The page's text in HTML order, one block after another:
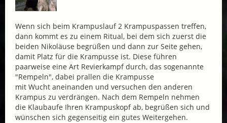
Wenn sich beim Krampuslauf 2 Krampuspassen treffen,
dann kommt es zu einem Ritual, bei dem sich zuerst die
beiden Nikoläuse begrüßen und dann zur Seite gehen,
damit Platz für die Krampusse ist. Diese führen
paarweise eine Art Revierkampf durch, das sogenannte
"Rempeln", dabei prallen die Krampusse
mit Wucht aneinanden und versuchen den anderen
Krampus zu verdrängen. Nach dem Rempeln nehmen
die Klaubaufe Ihren Krampuskopf ab, begrüßen sich und
wünschen sich gegenseitig ein gutes Weitergehen.